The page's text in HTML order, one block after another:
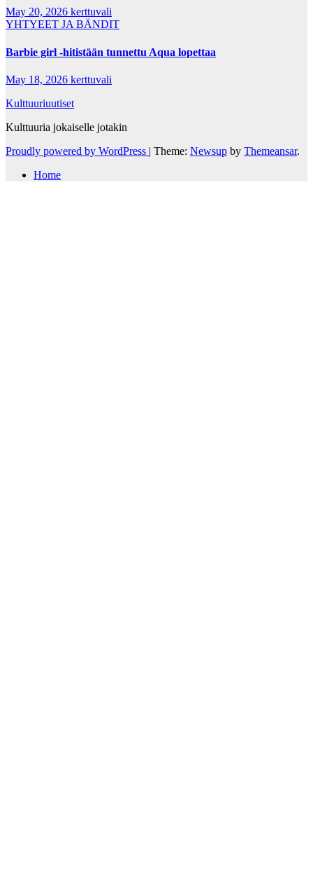
May 20, 2026 kerttuvali
YHTYEET JA BÄNDIT
Barbie girl -hitistään tunnettu Aqua lopettaa
May 18, 2026 kerttuvali
Kulttuuriuutiset
Kulttuuria jokaiselle jotakin
Proudly powered by WordPress | Theme: Newsup by Themeansar.
Home